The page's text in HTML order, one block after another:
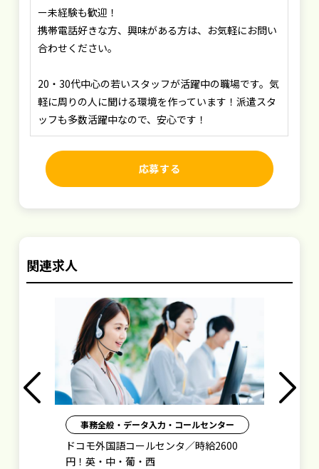
ー未経験も歓迎！
携帯電話好きな方、興味がある方は、お気軽にお問い
合わせください。
20・30代中心の若いスタッフが活躍中の職場です。気
軽に周りの人に聞ける環境を作っています！派遣スタ
ッフも多数活躍中なので、安心です！
応募する
関連求人
事務全般・データ入力・コールセンター
＼週払い・毎月皆勤賞有◆ドコモ国際サ
ービス受付／